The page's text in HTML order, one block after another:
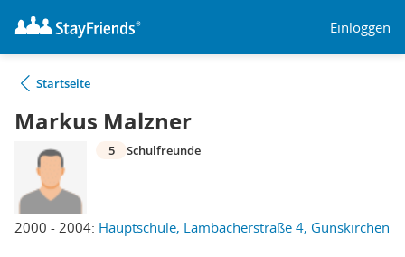
Einloggen
Startseite
Markus Malzner
2000 - 2004: Hauptschule, Lambacherstraße 4, Gunskirchen
5 Schulfreunde